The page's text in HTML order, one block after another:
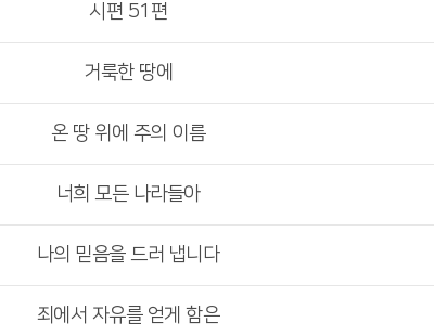
시편 51편
거룩한 땅에
온 땅 위에 주의 이름
너희 모든 나라들아
나의 믿음을 드러 냅니다
죄에서 자유를 얻게 함은